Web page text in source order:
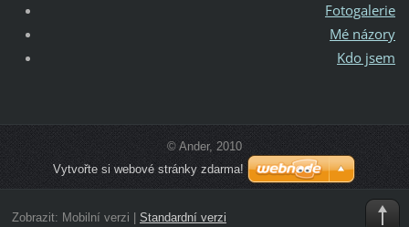
Fotogalerie
Mé názory
Kdo jsem
© Ander, 2010
Vytvořte si webové stránky zdarma!
Zobrazit: Mobilní verzi Standardní verzi